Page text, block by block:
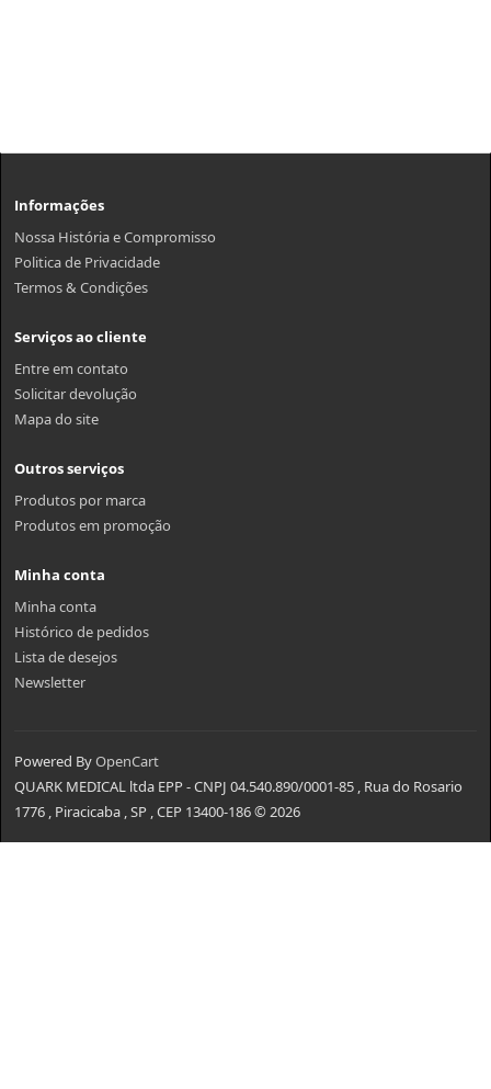
Informações
Nossa História e Compromisso
Politica de Privacidade
Termos & Condições
Serviços ao cliente
Entre em contato
Solicitar devolução
Mapa do site
Outros serviços
Produtos por marca
Produtos em promoção
Minha conta
Minha conta
Histórico de pedidos
Lista de desejos
Newsletter
Powered ByOpenCart
QUARK MEDICAL ltda EPP - CNPJ 04.540.890/0001-85 , Rua do Rosario
1776 , Piracicaba , SP , CEP 13400-186 © 2026